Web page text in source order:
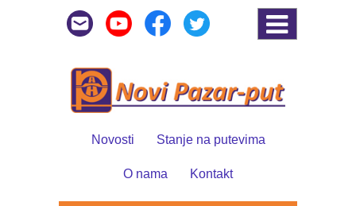
Novosti Stanje na putevima
O nama Kontakt